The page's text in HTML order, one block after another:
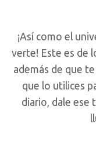
¡Así como el
verte! Este es de
además de que
que lo utilices
diario, dale ese